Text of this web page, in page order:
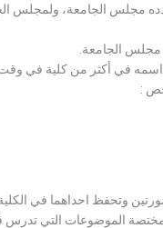
مجلس الجامعة، ولمجلس
مجلس الجامعة.
اسمه في أكثر من كلية في
:
وتحفظ احداهما في
الموضوعات التي